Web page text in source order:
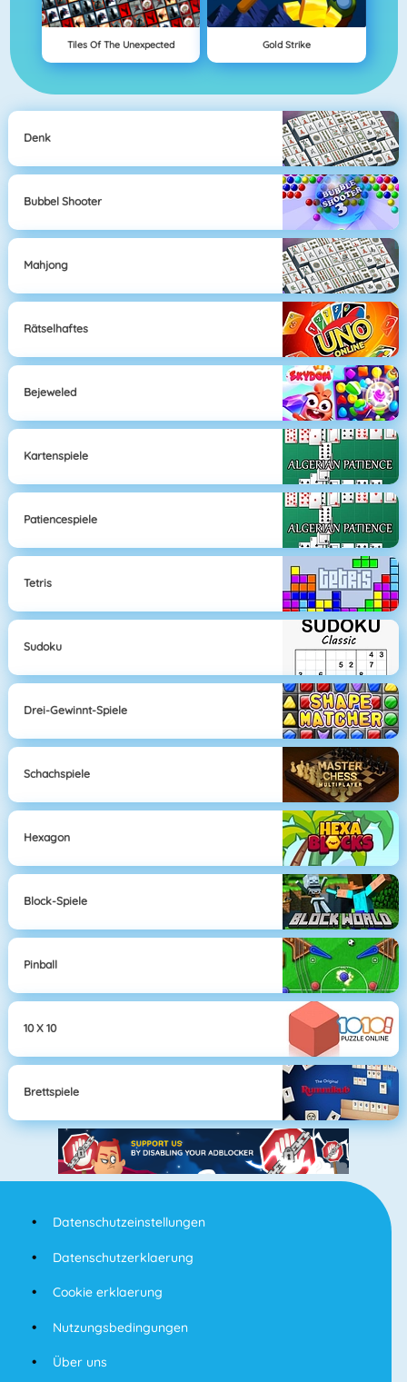
Tiles Of The Unexpected Gold Strike
Denk
Bubbel Shooter
Mahjong
Rätselhaftes
Bejeweled
Kartenspiele
Patiencespiele
Tetris
Sudoku
Drei-Gewinnt-Spiele
Schachspiele
Hexagon
Block-Spiele
Pinball
10 X 10
Brettspiele
Datenschutzeinstellungen
Datenschutzerklaerung
Cookie erklaerung
Nutzungsbedingungen
Über uns